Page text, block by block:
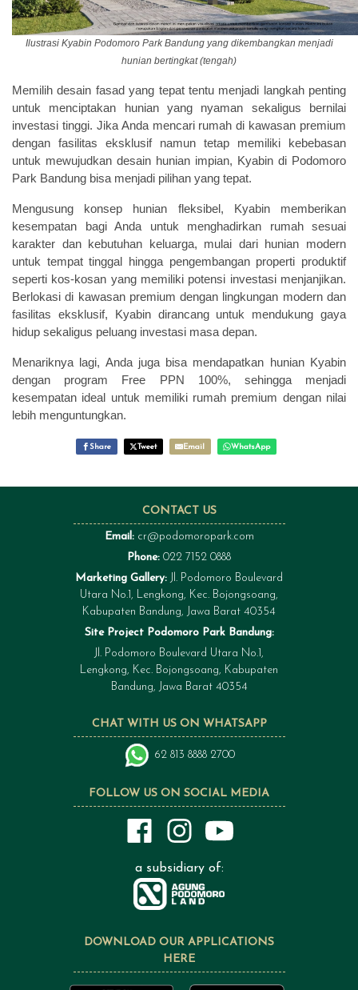
Ilustrasi Kyabin Podomoro Park Bandung yang dikembangkan menjadi
hunian bertingkat (tengah)
Memilih desain fasad yang tepat tentu menjadi langkah penting
untuk menciptakan hunian yang nyaman sekaligus bernilai
investasi tinggi. Jika Anda mencari rumah di kawasan premium
dengan fasilitas eksklusif namun tetap memiliki kebebasan
untuk mewujudkan desain hunian impian, Kyabin di Podomoro
Park Bandung bisa menjadi pilihan yang tepat.
Mengusung konsep hunian fleksibel, Kyabin memberikan
kesempatan bagi Anda untuk menghadirkan rumah sesuai
karakter dan kebutuhan keluarga, mulai dari hunian modern
untuk tempat tinggal hingga pengembangan properti produktif
seperti kos-kosan yang memiliki potensi investasi menjanjikan.
Berlokasi di kawasan premium dengan lingkungan modern dan
fasilitas eksklusif, Kyabin dirancang untuk mendukung gaya
hidup sekaligus peluang investasi masa depan.
Menariknya lagi, Anda juga bisa mendapatkan hunian Kyabin
dengan program Free PPN 100%, sehingga menjadi
kesempatan ideal untuk memiliki rumah premium dengan nilai
lebih menguntungkan.
Share Tweet Email WhatsApp
FOLLOW US ON SOCIAL MEDIA
a subsidiary of:
CHAT WITH US ON WHATSAPP
62 813 8888 2700
DOWNLOAD OUR APPLICATIONS
HERE
CONTACT US
Email: cr@podomoropark.com
Phone: 022 7152 0888
Marketing Gallery: Jl. Podomoro Boulevard
Utara No.1, Lengkong, Kec. Bojongsoang,
Kabupaten Bandung, Jawa Barat 40354
Site Project Podomoro Park Bandung:
Jl. Podomoro Boulevard Utara No.1,
Lengkong, Kec. Bojongsoang, Kabupaten
Bandung, Jawa Barat 40354